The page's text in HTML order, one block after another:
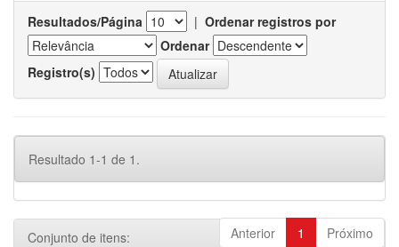
Resultados/Página | Ordenar registros por
Ordenar
Registro(s)
Resultado 1-1 de 1.
Anterior 1 Próximo
Conjunto de itens: